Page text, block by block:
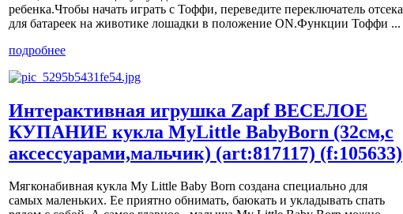
ребенка.Чтобы начать играть с Тоффи, переведите переключатель отсека
для батареек на животике лошадки в положение ON.Функции Тоффи ...
подробнее
Интерактивная игрушка Zapf ВЕСЕЛОЕ
КУПАНИЕ кукла MyLittle BabyBorn (32см,с
аксессуарами,мальчик) (art:817117) (f:105633)
Мягконабивная кукла My Little Baby Born создана специально для
самых маленьких. Ее приятно обнимать, баюкать и укладывать спать